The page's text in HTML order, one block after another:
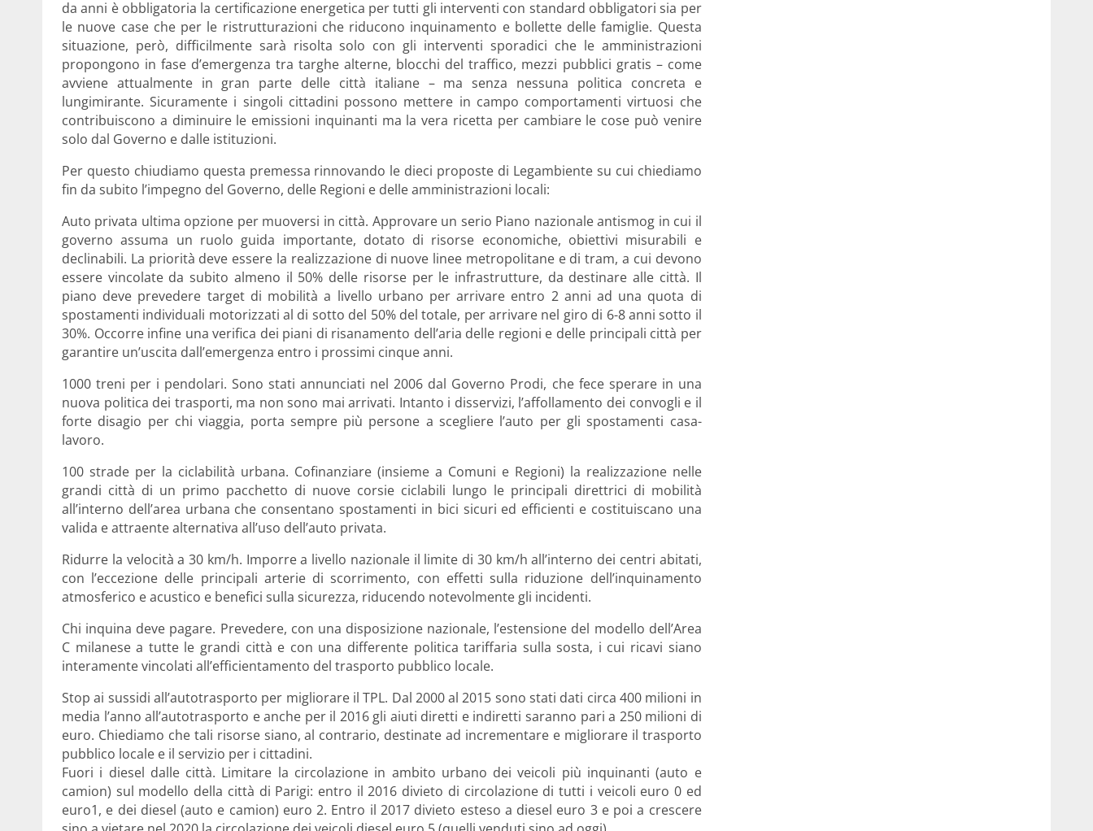
da anni è obbligatoria la certificazione energetica per tutti gli interventi con standard obbligatori sia per
le nuove case che per le ristrutturazioni che riducono inquinamento e bollette delle famiglie. Questa
situazione, però, difficilmente sarà risolta solo con gli interventi sporadici che le amministrazioni
propongono in fase d’emergenza tra targhe alterne, blocchi del traffico, mezzi pubblici gratis – come
avviene attualmente in gran parte delle città italiane – ma senza nessuna politica concreta e
lungimirante. Sicuramente i singoli cittadini possono mettere in campo comportamenti virtuosi che
contribuiscono a diminuire le emissioni inquinanti ma la vera ricetta per cambiare le cose può venire
solo dal Governo e dalle istituzioni.
Per questo chiudiamo questa premessa rinnovando le dieci proposte di Legambiente su cui chiediamo
fin da subito l’impegno del Governo, delle Regioni e delle amministrazioni locali:
Auto privata ultima opzione per muoversi in città. Approvare un serio Piano nazionale antismog in cui il
governo assuma un ruolo guida importante, dotato di risorse economiche, obiettivi misurabili e
declinabili. La priorità deve essere la realizzazione di nuove linee metropolitane e di tram, a cui devono
essere vincolate da subito almeno il 50% delle risorse per le infrastrutture, da destinare alle città. Il
piano deve prevedere target di mobilità a livello urbano per arrivare entro 2 anni ad una quota di
spostamenti individuali motorizzati al di sotto del 50% del totale, per arrivare nel giro di 6-8 anni sotto il
30%. Occorre infine una verifica dei piani di risanamento dell’aria delle regioni e delle principali città per
garantire un’uscita dall’emergenza entro i prossimi cinque anni.
1000 treni per i pendolari. Sono stati annunciati nel 2006 dal Governo Prodi, che fece sperare in una
nuova politica dei trasporti, ma non sono mai arrivati. Intanto i disservizi, l’affollamento dei convogli e il
forte disagio per chi viaggia, porta sempre più persone a scegliere l’auto per gli spostamenti casa-
lavoro.
100 strade per la ciclabilità urbana. Cofinanziare (insieme a Comuni e Regioni) la realizzazione nelle
grandi città di un primo pacchetto di nuove corsie ciclabili lungo le principali direttrici di mobilità
all’interno dell’area urbana che consentano spostamenti in bici sicuri ed efficienti e costituiscano una
valida e attraente alternativa all’uso dell’auto privata.
Ridurre la velocità a 30 km/h. Imporre a livello nazionale il limite di 30 km/h all’interno dei centri abitati,
con l’eccezione delle principali arterie di scorrimento, con effetti sulla riduzione dell’inquinamento
atmosferico e acustico e benefici sulla sicurezza, riducendo notevolmente gli incidenti.
Chi inquina deve pagare. Prevedere, con una disposizione nazionale, l’estensione del modello dell’Area
C milanese a tutte le grandi città e con una differente politica tariffaria sulla sosta, i cui ricavi siano
interamente vincolati all’efficientamento del trasporto pubblico locale.
Stop ai sussidi all’autotrasporto per migliorare il TPL. Dal 2000 al 2015 sono stati dati circa 400 milioni in
media l’anno all’autotrasporto e anche per il 2016 gli aiuti diretti e indiretti saranno pari a 250 milioni di
euro. Chiediamo che tali risorse siano, al contrario, destinate ad incrementare e migliorare il trasporto
pubblico locale e il servizio per i cittadini.
Fuori i diesel dalle città. Limitare la circolazione in ambito urbano dei veicoli più inquinanti (auto e
camion) sul modello della città di Parigi: entro il 2016 divieto di circolazione di tutti i veicoli euro 0 ed
euro1, e dei diesel (auto e camion) euro 2. Entro il 2017 divieto esteso a diesel euro 3 e poi a crescere